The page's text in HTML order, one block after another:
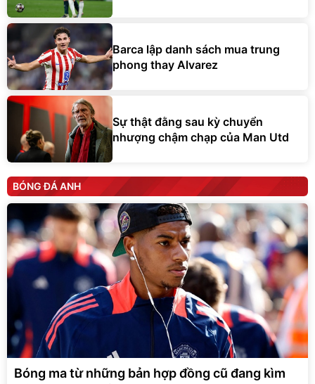
Barca lập danh sách mua trung
phong thay Alvarez
Sự thật đằng sau kỳ chuyển
nhượng chậm chạp của Man Utd
BÓNG ĐÁ ANH
Bóng ma từ những bản hợp đồng cũ đang kìm